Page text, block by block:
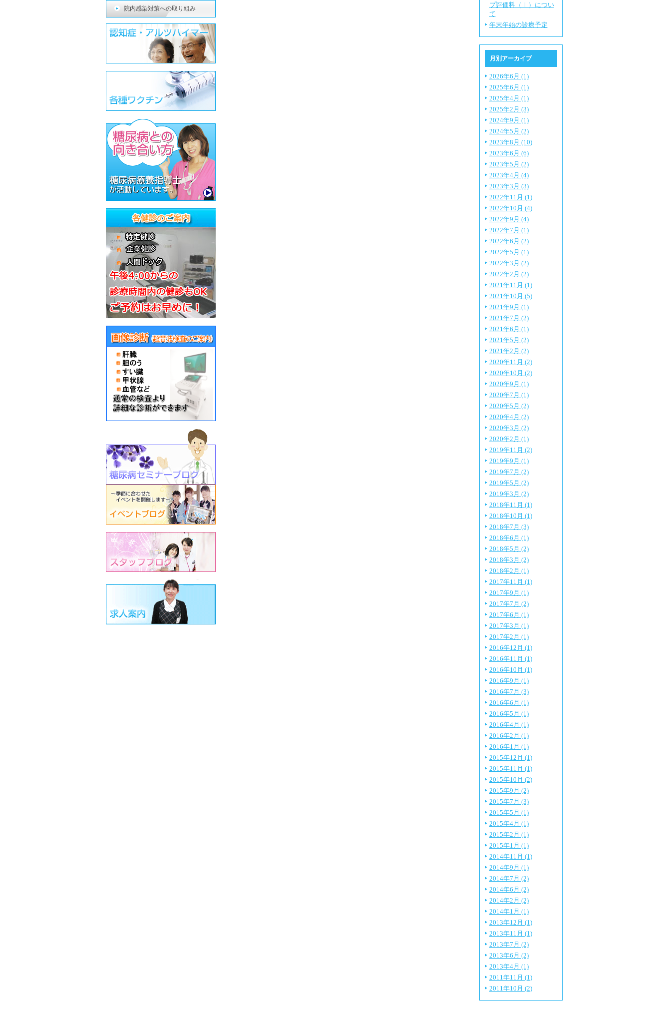
プ評価料（Ⅰ）につい
て
年末年始の診療予定
月別アーカイブ
2026年6月 (1)
2025年6月 (1)
2025年4月 (1)
2025年2月 (3)
2024年9月 (1)
2024年5月 (2)
2023年8月 (10)
2023年6月 (6)
2023年5月 (2)
2023年4月 (4)
2023年3月 (3)
2022年11月 (1)
2022年10月 (4)
2022年9月 (4)
2022年7月 (1)
2022年6月 (2)
2022年5月 (1)
2022年3月 (2)
2022年2月 (2)
2021年11月 (1)
2021年10月 (5)
2021年9月 (1)
2021年7月 (2)
2021年6月 (1)
2021年5月 (2)
2021年2月 (2)
2020年11月 (2)
2020年10月 (2)
2020年9月 (1)
2020年7月 (1)
2020年5月 (2)
2020年4月 (2)
2020年3月 (2)
2020年2月 (1)
2019年11月 (2)
2019年9月 (1)
2019年7月 (2)
2019年5月 (2)
2019年3月 (2)
2018年11月 (1)
2018年10月 (1)
2018年7月 (3)
2018年6月 (1)
2018年5月 (2)
2018年3月 (2)
2018年2月 (1)
2017年11月 (1)
2017年9月 (1)
2017年7月 (2)
2017年6月 (1)
2017年3月 (1)
2017年2月 (1)
2016年12月 (1)
2016年11月 (1)
2016年10月 (1)
2016年9月 (1)
2016年7月 (3)
2016年6月 (1)
2016年5月 (1)
2016年4月 (1)
2016年2月 (1)
2016年1月 (1)
2015年12月 (1)
2015年11月 (1)
2015年10月 (2)
2015年9月 (2)
2015年7月 (3)
2015年5月 (1)
2015年4月 (1)
2015年2月 (1)
2015年1月 (1)
2014年11月 (1)
2014年9月 (1)
2014年7月 (2)
2014年6月 (2)
2014年2月 (2)
2014年1月 (1)
2013年12月 (1)
2013年11月 (1)
2013年7月 (2)
2013年6月 (2)
2013年4月 (1)
2011年11月 (1)
2011年10月 (2)
院内感染対策への取り組み